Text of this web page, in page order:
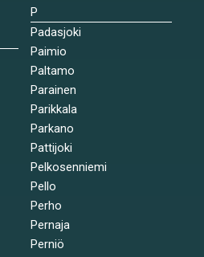
P
Padasjoki
Paimio
Paltamo
Parainen
Parikkala
Parkano
Pattijoki
Pelkosenniemi
Pello
Perho
Pernaja
Perniö